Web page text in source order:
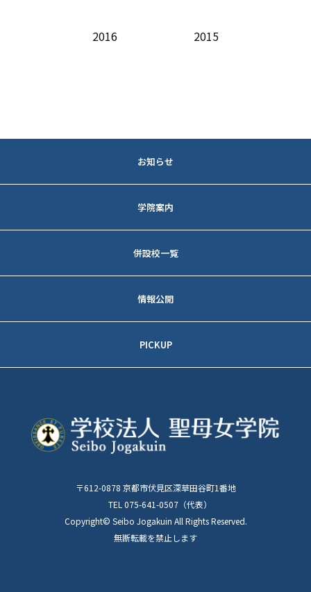
2016 2015
お知らせ
法人トピックス
各学校トピックス
学院案内
教育方針
理事長メッセージ
校訓
スクールシンボル
併設校一覧
京都 藤森キャンパス
─アクセス
─アクセス
─入試情報
聖母教育支援センターとは
情報公開
財務状況
学則
PICKUP
聖母女学院 本館及び
記念室の見学について
同窓会について
保育士・幼稚園教諭
登録制度について
〒612-0878 京都市伏見区深草田谷町1番地
TEL 075-641-0507（代表）
Copyright© Seibo Jogakuin All Rights Reserved.
無断転載を禁止します